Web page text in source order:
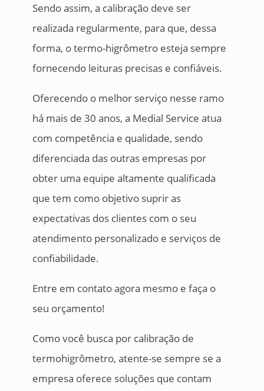
Sendo assim, a calibração deve ser
realizada regularmente, para que, dessa
forma, o termo-higrômetro esteja sempre
fornecendo leituras precisas e confiáveis.
Oferecendo o melhor serviço nesse ramo
há mais de 30 anos, a Medial Service atua
com competência e qualidade, sendo
diferenciada das outras empresas por
obter uma equipe altamente qualificada
que tem como objetivo suprir as
expectativas dos clientes com o seu
atendimento personalizado e serviços de
confiabilidade.
Entre em contato agora mesmo e faça o
seu orçamento!
Como você busca por calibração de
termohigrômetro, atente-se sempre se a
empresa oferece soluções que contam